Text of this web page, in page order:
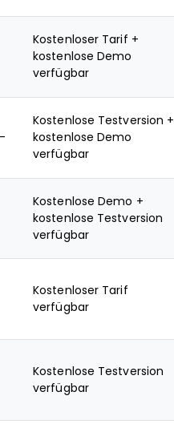
Kostenloser Tarif +
kostenlose Demo
verfügbar
Kostenlose Testversion +
kostenlose Demo
verfügbar
Kostenlose Demo +
kostenlose Testversion
verfügbar
Kostenloser Tarif
verfügbar
Kostenlose Testversion
verfügbar